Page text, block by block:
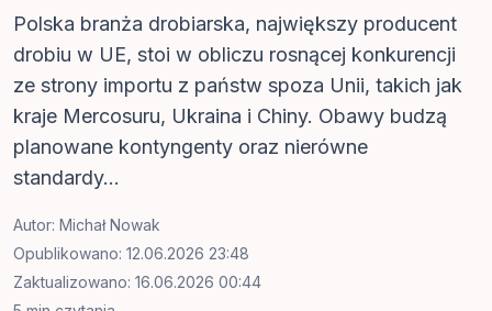
Polska branża drobiarska, największy producent
drobiu w UE, stoi w obliczu rosnącej konkurencji
ze strony importu z państw spoza Unii, takich jak
kraje Mercosuru, Ukraina i Chiny. Obawy budzą
planowane kontyngenty oraz nierówne
standardy...
Autor: Michał Nowak
Opublikowano: 12.06.2026 23:48
Zaktualizowano: 16.06.2026 00:44